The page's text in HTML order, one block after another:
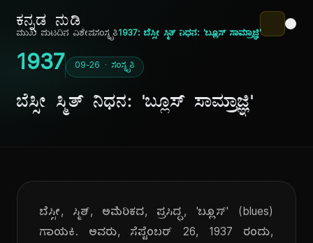
ಕನ್ನಡ ನುಡಿ
ಮುಖ ಪುಟದಿನ ವಿಶೇಷಸಂಸ್ಕೃತಿ1937: ಬೆಸ್ಸೀ ಸ್ಮಿತ್ ನಿಧನ: 'ಬ್ಲೂಸ್ ಸಾಮ್ರಾಜ್ಞಿ'
1937 09-26 · ಸಂಸ್ಕೃತಿ
ಬೆಸ್ಸೀ ಸ್ಮಿತ್ ನಿಧನ: 'ಬ್ಲೂಸ್ ಸಾಮ್ರಾಜ್ಞಿ'
ಬೆಸ್ಸೀ, ಸ್ಮಿತ್, ಅಮೆರಿಕದ, ಪ್ರಸಿದ್ಧ, 'ಬ್ಲೂಸ್' (blues)
ಗಾಯಕಿ. ಅವರು, ಸೆಪ್ಟೆಂಬರ್ 26, 1937 ರಂದು,